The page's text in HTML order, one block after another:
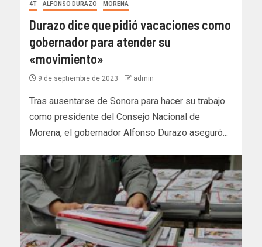
4T ALFONSO DURAZO MORENA
Durazo dice que pidió vacaciones como
gobernador para atender su
«movimiento»
9 de septiembre de 2023 admin
Tras ausentarse de Sonora para hacer su trabajo
como presidente del Consejo Nacional de
Morena, el gobernador Alfonso Durazo aseguró...